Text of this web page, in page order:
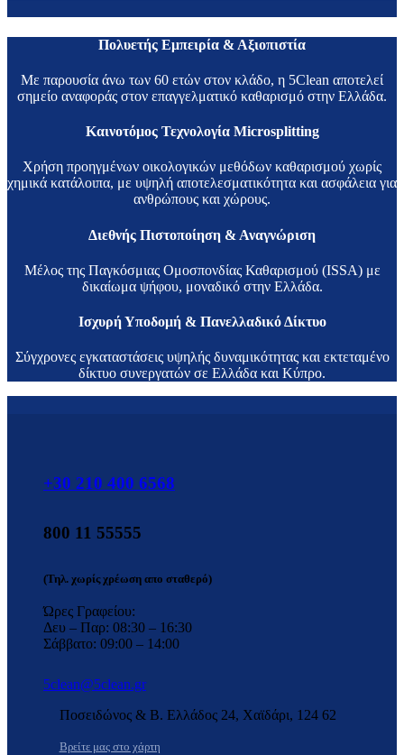
Πολυετής Εμπειρία & Αξιοπιστία
Με παρουσία άνω των 60 ετών στον κλάδο, η 5Clean αποτελεί
σημείο αναφοράς στον επαγγελματικό καθαρισμό στην Ελλάδα.
Καινοτόμος Τεχνολογία Microsplitting
Χρήση προηγμένων οικολογικών μεθόδων καθαρισμού χωρίς
χημικά κατάλοιπα, με υψηλή αποτελεσματικότητα και ασφάλεια για
ανθρώπους και χώρους.
Διεθνής Πιστοποίηση & Αναγνώριση
Μέλος της Παγκόσμιας Ομοσπονδίας Καθαρισμού (ISSA) με
δικαίωμα ψήφου, μοναδικό στην Ελλάδα.
Ισχυρή Υποδομή & Πανελλαδικό Δίκτυο
Σύγχρονες εγκαταστάσεις υψηλής δυναμικότητας και εκτεταμένο
δίκτυο συνεργατών σε Ελλάδα και Κύπρο.
+30 210 400 6568
800 11 55555
(Τηλ. χωρίς χρέωση απο σταθερό)
Ώρες Γραφείου:
Δευ – Παρ: 08:30 – 16:30
Σάββατο: 09:00 – 14:00
5clean@5clean.gr
Ποσειδώνος & Β. Ελλάδος 24, Χαϊδάρι, 124 62
Βρείτε μας στο χάρτη